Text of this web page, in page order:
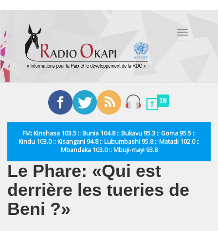
contenu
principal
Toggle
FM: Kinshasa 103.5 :: Bunia 104.8 :: Bukavu 95.3 :: Goma 95.5 ::
Kindu 103.0 :: Kisangani 94.8 :: Lubumbashi 95.8 :: Matadi 102.0 ::
Mbandaka 103.0 :: Mbuji-mayi 93.8
Le Phare: «Qui est
derrière les tueries de
Beni ?»